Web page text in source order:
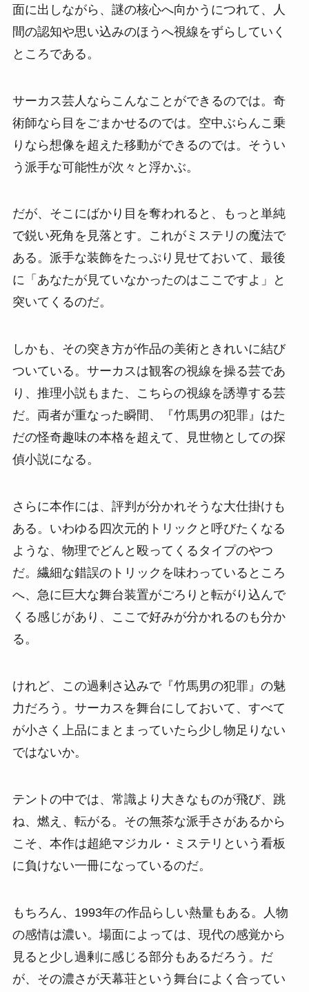
面に出しながら、謎の核心へ向かうにつれて、人
間の認知や思い込みのほうへ視線をずらしていく
ところである。
サーカス芸人ならこんなことができるのでは。奇
術師なら目をごまかせるのでは。空中ぶらんこ乗
りなら想像を超えた移動ができるのでは。そうい
う派手な可能性が次々と浮かぶ。
だが、そこにばかり目を奪われると、もっと単純
で鋭い死角を見落とす。これがミステリの魔法で
ある。派手な装飾をたっぷり見せておいて、最後
に「あなたが見ていなかったのはここですよ」と
突いてくるのだ。
しかも、その突き方が作品の美術ときれいに結び
ついている。サーカスは観客の視線を操る芸であ
り、推理小説もまた、こちらの視線を誘導する芸
だ。両者が重なった瞬間、『竹馬男の犯罪』はた
だの怪奇趣味の本格を超えて、見世物としての探
偵小説になる。
さらに本作には、評判が分かれそうな大仕掛けも
ある。いわゆる四次元的トリックと呼びたくなる
ような、物理でどんと殴ってくるタイプのやつ
だ。繊細な錯誤のトリックを味わっているところ
へ、急に巨大な舞台装置がごろりと転がり込んで
くる感じがあり、ここで好みが分かれるのも分か
る。
けれど、この過剰さ込みで『竹馬男の犯罪』の魅
力だろう。サーカスを舞台にしておいて、すべて
が小さく上品にまとまっていたら少し物足りない
ではないか。
テントの中では、常識より大きなものが飛び、跳
ね、燃え、転がる。その無茶な派手さがあるから
こそ、本作は超絶マジカル・ミステリという看板
に負けない一冊になっているのだ。
もちろん、1993年の作品らしい熱量もある。人物
の感情は濃い。場面によっては、現代の感覚から
見ると少し過剰に感じる部分もあるだろう。だ
が、その濃さが天幕荘という舞台によく合ってい